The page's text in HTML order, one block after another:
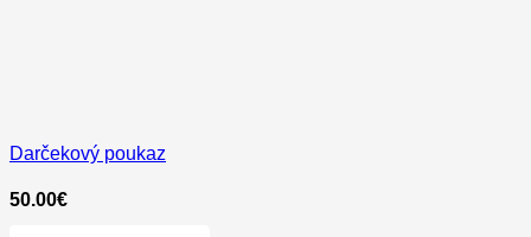
Darčekový poukaz
50.00€